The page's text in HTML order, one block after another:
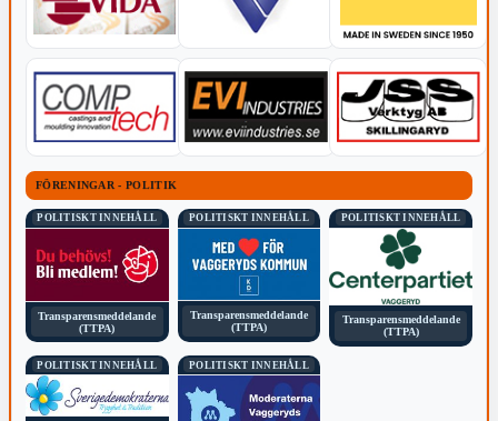
FÖRENINGAR - POLITIK
POLITISKT INNEHÅLL
Transparensmeddelande
(TTPA)
POLITISKT INNEHÅLL
Transparensmeddelande
(TTPA)
POLITISKT INNEHÅLL
Transparensmeddelande
(TTPA)
POLITISKT INNEHÅLL POLITISKT INNEHÅLL